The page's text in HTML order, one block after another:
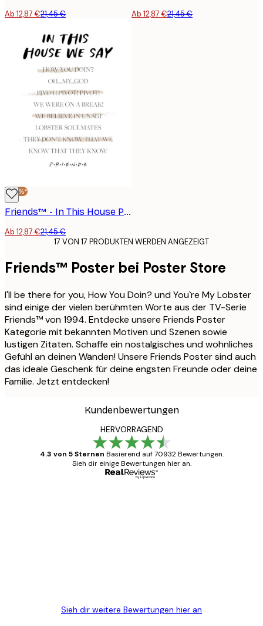
Ab 12,87 €21,45 € Ab 12,87 €21,45 €
-40%*
Friends™ - In This House Poster
Ab 12,87 €21,45 €
17 VON 17 PRODUKTEN WERDEN ANGEZEIGT
Friends™ Poster bei Poster Store
I'll be there for you, How You Doin? und You`re My Lobster
sind einige der vielen berühmten Worte aus der TV-Serie
Friends™ von 1994. Entdecke unsere Friends Poster
Kategorie mit bekannten Motiven und Szenen sowie
lustigen Zitaten. Schaffe ein nostalgisches und wohnliches
Gefühl an deinen Wänden! Unsere Friends Poster sind auch
das ideale Geschenk für deine engsten Freunde oder deine
Familie. Jetzt entdecken!
Kundenbewertungen
HERVORRAGEND
4.3 von 5 Sternen Basierend auf 70932 Bewertungen.
Sieh dir einige Bewertungen hier an.
Sieh dir weitere Bewertungen hier an